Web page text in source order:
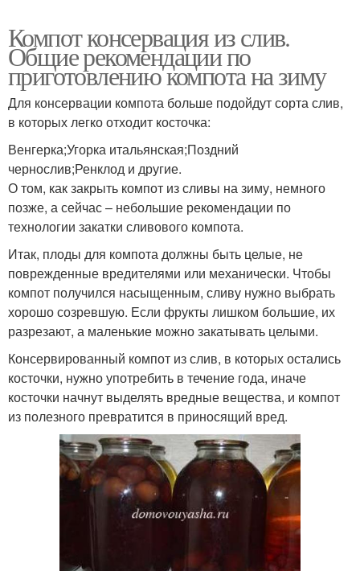
Компот консервация из слив.
Общие рекомендации по
приготовлению компота на зиму
Для консервации компота больше подойдут сорта слив,
в которых легко отходит косточка:
Венгерка;Угорка итальянская;Поздний
чернослив;Ренклод и другие.
О том, как закрыть компот из сливы на зиму, немного
позже, а сейчас – небольшие рекомендации по
технологии закатки сливового компота.
Итак, плоды для компота должны быть целые, не
поврежденные вредителями или механически. Чтобы
компот получился насыщенным, сливу нужно выбрать
хорошо созревшую. Если фрукты лишком большие, их
разрезают, а маленькие можно закатывать целыми.
Консервированный компот из слив, в которых остались
косточки, нужно употребить в течение года, иначе
косточки начнут выделять вредные вещества, и компот
из полезного превратится в приносящий вред.